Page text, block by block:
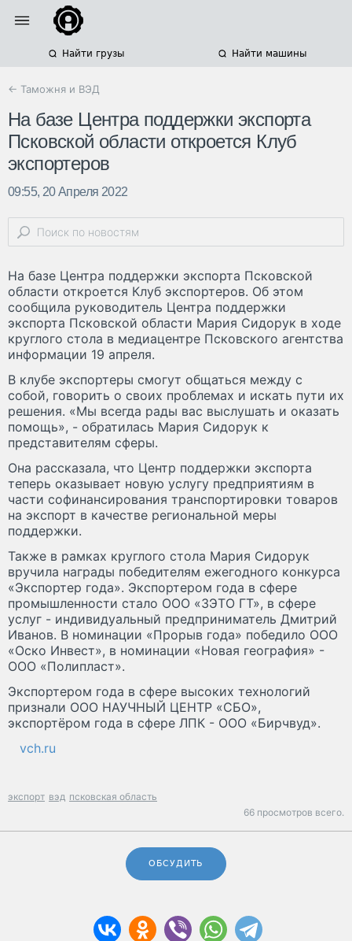
Найти грузы Найти машины
← Таможня и ВЭД
На базе Центра поддержки экспорта
Псковской области откроется Клуб
экспортеров
09:55, 20 Апреля 2022
На базе Центра поддержки экспорта Псковской
области откроется Клуб экспортеров. Об этом
сообщила руководитель Центра поддержки
экспорта Псковской области Мария Сидорук в ходе
круглого стола в медиацентре Псковского агентства
информации 19 апреля.
В клубе экспортеры смогут общаться между с
собой, говорить о своих проблемах и искать пути их
решения. «Мы всегда рады вас выслушать и оказать
помощь», - обратилась Мария Сидорук к
представителям сферы.
Она рассказала, что Центр поддержки экспорта
теперь оказывает новую услугу предприятиям в
части софинансирования транспортировки товаров
на экспорт в качестве региональной меры
поддержки.
Также в рамках круглого стола Мария Сидорук
вручила награды победителям ежегодного конкурса
«Экспортер года». Экспортером года в сфере
промышленности стало ООО «ЗЭТО ГТ», в сфере
услуг - индивидуальный предприниматель Дмитрий
Иванов. В номинации «Прорыв года» победило ООО
«Оско Инвест», в номинации «Новая география» -
ООО «Полипласт».
Экспортером года в сфере высоких технологий
признали ООО НАУЧНЫЙ ЦЕНТР «СБО»,
экспортёром года в сфере ЛПК - ООО «Бирчвуд».
vch.ru
экспорт вэд псковская область
66 просмотров всего.
ОБСУДИТЬ